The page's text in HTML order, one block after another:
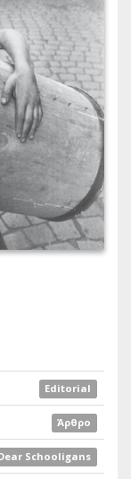
Editorial
Άρθρο
Schooligans